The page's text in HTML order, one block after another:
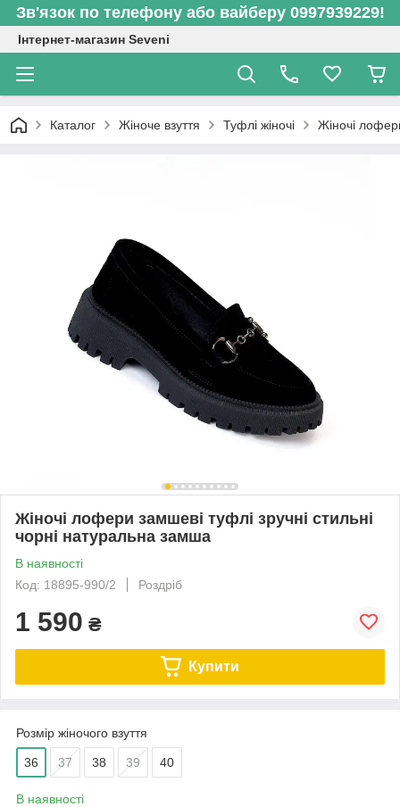
Зв'язок по телефону або вайберу 0997939229!
Інтернет-магазин Seveni
Каталог Жіноче взуття Туфлі жіночі Жіночі
Жіночі лофери замшеві туфлі зручні стильні
чорні натуральна замша
В наявності
Код: 18895-990/2
Роздріб
1 590 ₴
Купити
Розмір жіночого взуття
36 37 38 39 40
В наявності